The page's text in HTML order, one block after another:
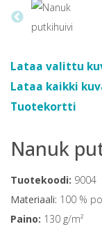
Lataa valittu
Lataa kaikki
Tuotekortti
Nanuk
Tuotekoodi: 9004
Materiaali: 100 %
Paino: 130 g/m²